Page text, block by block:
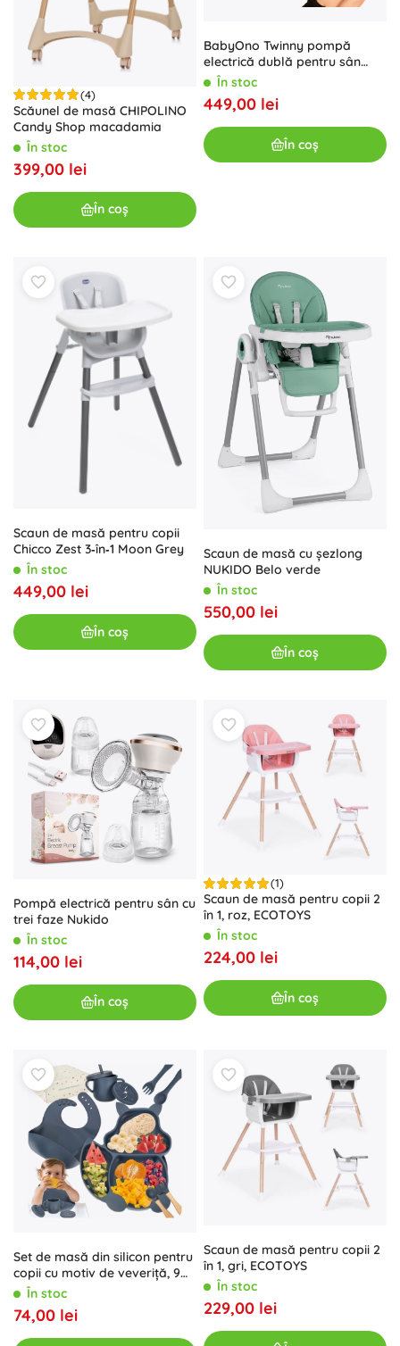
(4)
Scăunel de masă CHIPOLINO
Candy Shop macadamia
În stoc
399,00 lei
În coș
BabyOno Twinny pompă
electrică dublă pentru sân
fără fir
În stoc
449,00 lei
În coș
Scaun de masă pentru copii
Chicco Zest 3‑în‑1 Moon Grey
În stoc
449,00 lei
În coș
Scaun de masă cu șezlong
NUKIDO Belo verde
În stoc
550,00 lei
În coș
Pompă electrică pentru sân cu
trei faze Nukido
În stoc
114,00 lei
În coș
(1)
Scaun de masă pentru copii 2
în 1, roz, ECOTOYS
În stoc
224,00 lei
În coș
Set de masă din silicon pentru
copii cu motiv de veveriță, 9
piese, albastru închis
În stoc
74,00 lei
Scaun de masă pentru copii 2
în 1, gri, ECOTOYS
În stoc
229,00 lei